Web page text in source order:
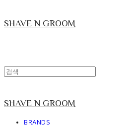
SHAVE N GROOM
SHAVE N GROOM
BRANDS